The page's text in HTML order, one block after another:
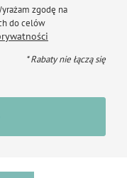
zgodę na
do celów
* Rabaty nie łączą się